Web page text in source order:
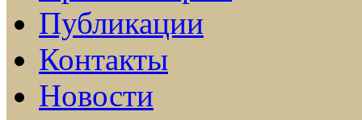
Публикации
Контакты
Новости